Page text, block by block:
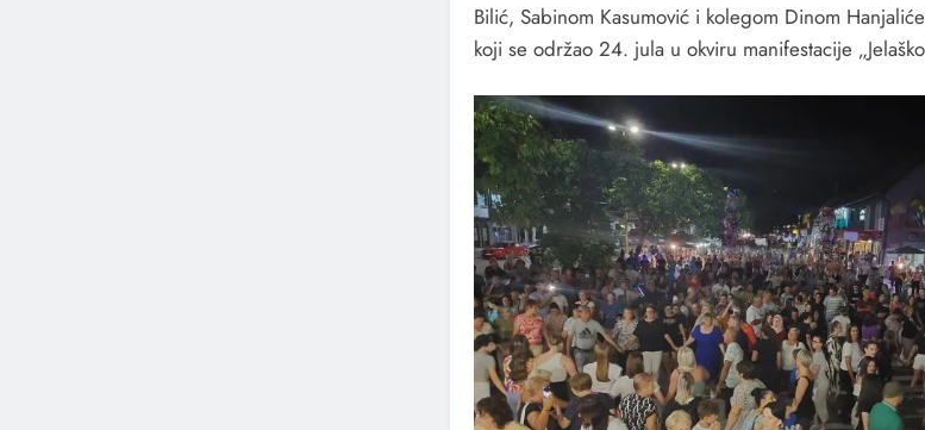
Bilić, Sabinom Kasumović i kolegom Dinom
koji se održao 24. jula u okviru manifestacije